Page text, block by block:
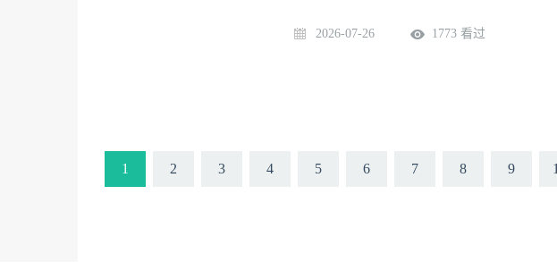
2026-07-26 1773 看过
1 2 3 4 5 6 7 8 9